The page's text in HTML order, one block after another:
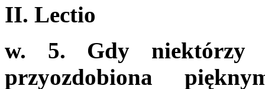
II. Lectio
w. 5. Gdy niektórzy
przyozdobiona